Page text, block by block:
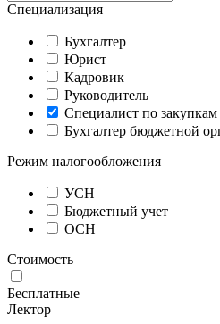
Специализация
Бухгалтер
Юрист
Кадровик
Руководитель
Специалист по закупкам
Бухгалтер бюджетной
Режим налогообложения
УСН
Бюджетный учет
ОСН
Стоимость
Бесплатные
Лектор